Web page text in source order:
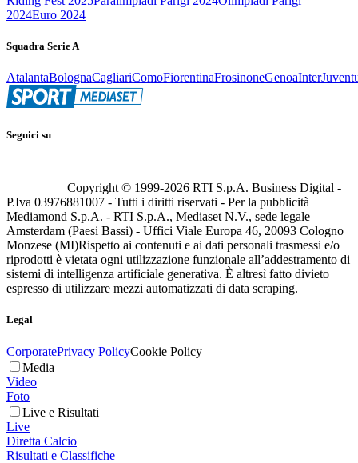
2024Euro 2024
Squadra Serie A
AtalantaBolognaCagliariComoFiorentinaFrosinoneGenoaInter
Seguici su
Copyright © 1999-2026 RTI S.p.A. Business Digital -
P.Iva 03976881007 - Tutti i diritti riservati - Per la pubblicità
Mediamond S.p.A. - RTI S.p.A., Mediaset N.V., sede legale
Amsterdam (Paesi Bassi) - Uffici Viale Europa 46, 20093 Cologno
Monzese (MI)Rispetto ai contenuti e ai dati personali trasmessi e/o
riprodotti è vietata ogni utilizzazione funzionale all’addestramento di
sistemi di intelligenza artificiale generativa. È altresì fatto divieto
espresso di utilizzare mezzi automatizzati di data scraping.
Legal
CorporatePrivacy PolicyCookie Policy
Media
Video
Foto
Live e Risultati
Live
Diretta Calcio
Risultati e Classifiche